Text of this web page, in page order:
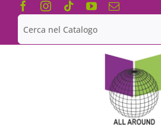
Salta
contenuto
Cerca
per: